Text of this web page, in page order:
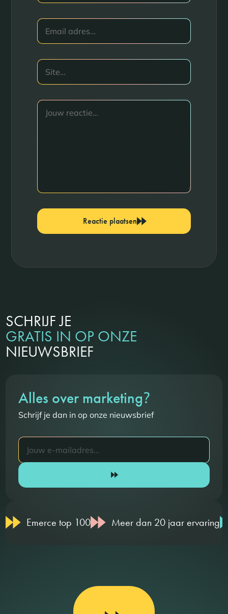
Reactie plaatsen
SCHRIJF JE
GRATIS IN OP ONZE
NIEUWSBRIEF
Alles over marketing?
Schrijf je dan in op onze nieuwsbrief
Emerce top 100 Meer dan 20 jaar ervaring